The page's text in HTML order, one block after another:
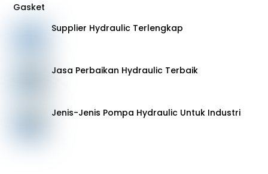
Gasket
Supplier Hydraulic Terlengkap
Jasa Perbaikan Hydraulic Terbaik
Jenis-Jenis Pompa Hydraulic Untuk Industri